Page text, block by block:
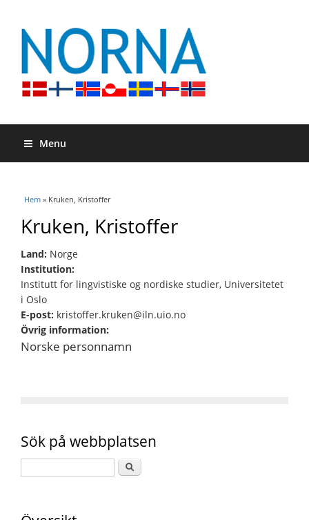
Menu
Du är här
Hem » Kruken, Kristoffer
Kruken, Kristoffer
Land: Norge
Institution:
Institutt for lingvistiske og nordiske studier, Universitetet
i Oslo
E-post: kristoffer.kruken@iln.uio.no
Övrig information:
Norske personnamn
Sök på webbplatsen